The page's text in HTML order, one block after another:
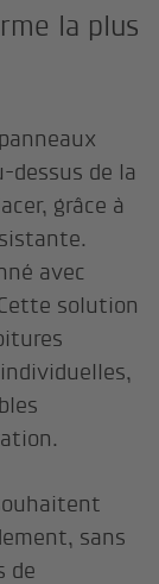
la plus
dessus de la
grâce à
avec
solution
sans
de